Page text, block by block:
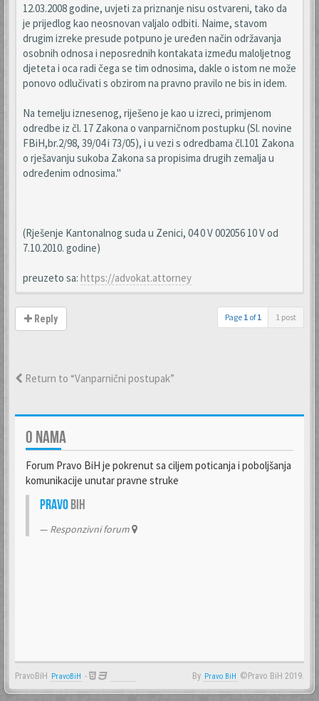
12.03.2008 godine, uvjeti za priznanje nisu ostvareni, tako da
je prijedlog kao neosnovan valjalo odbiti. Naime, stavom
drugim izreke presude potpuno je uređen način održavanja
osobnih odnosa i neposrednih kontakata između maloljetnog
djeteta i oca radi čega se tim odnosima, dakle o istom ne može
ponovo odlučivati s obzirom na pravno pravilo ne bis in idem.
Na temelju iznesenog, riješeno je kao u izreci, primjenom
odredbe iz čl. 17 Zakona o vanparničnom postupku (Sl. novine
FBiH,br.2/98, 39/04 i 73/05), i u vezi s odredbama čl.101 Zakona
o rješavanju sukoba Zakona sa propisima drugih zemalja u
određenim odnosima."
(Rješenje Kantonalnog suda u Zenici, 04 0 V 002056 10 V od
7.10.2010. godine)
preuzeto sa: https://advokat.attorney
Reply Page 1 of1 1 post
Return to “Vanparnični postupak”
O NAMA
Forum Pravo BiH je pokrenut sa ciljem poticanja i poboljšanja
komunikacije unutar pravne struke
PravoBiH
Responzivni forum
PravoBiH PravoBiH - By Pravo BiH ©Pravo BiH 2019.